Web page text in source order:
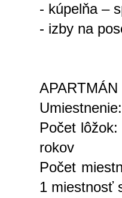
- kúpelňa –
- izby na
Počet
rokov
Počet
1 miestnosť